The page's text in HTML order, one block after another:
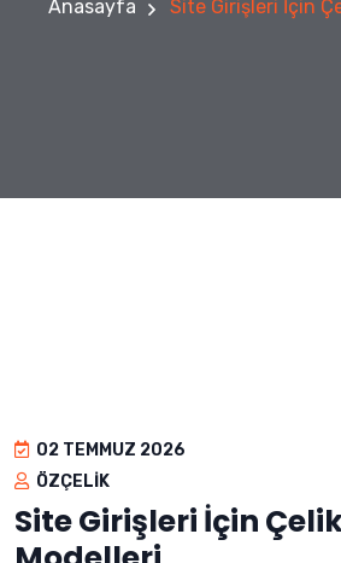
Anasayfa Site Girişleri İçin
02 TEMMUZ 2026
ÖZÇELIK
Site Girişleri İçin